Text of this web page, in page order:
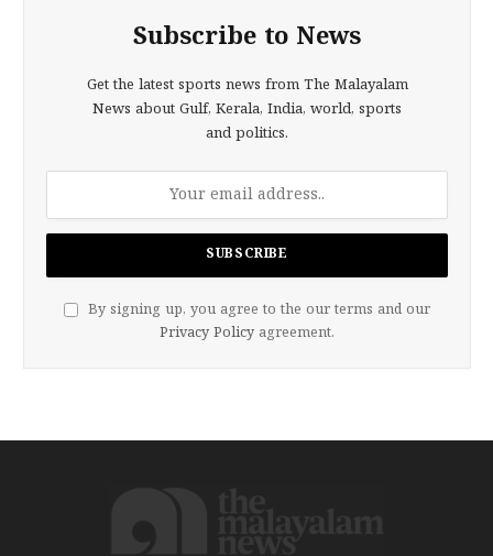
Subscribe to News
Get the latest sports news from The Malayalam
News about Gulf, Kerala, India, world, sports
and politics.
By signing up, you agree to the our terms and our
Privacy Policy agreement.